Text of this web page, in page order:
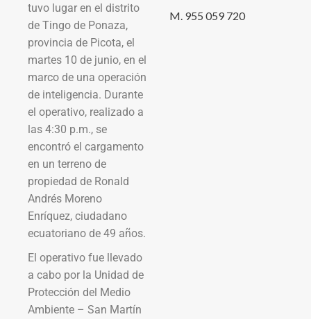
tuvo lugar en el distrito
de Tingo de Ponaza,
provincia de Picota, el
martes 10 de junio, en el
marco de una operación
de inteligencia. Durante
el operativo, realizado a
las 4:30 p.m., se
encontró el cargamento
en un terreno de
propiedad de Ronald
Andrés Moreno
Enríquez, ciudadano
ecuatoriano de 49 años.
El operativo fue llevado
a cabo por la Unidad de
Protección del Medio
Ambiente – San Martín
M. 955 059 720